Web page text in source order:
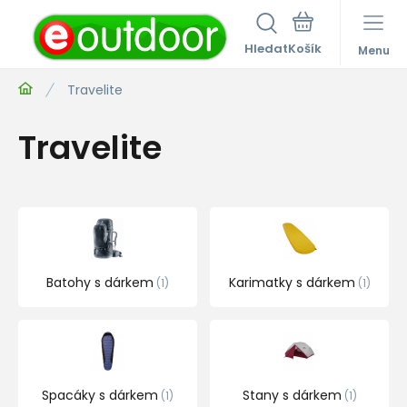
Hledat Menu
Travelite
Travelite
Batohy s dárkem 1 Karimatky s dárkem 1
Spacáky s dárkem 1 Stany s dárkem 1